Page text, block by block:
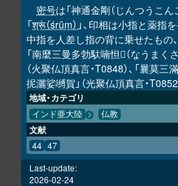
密号は「神通金剛（じんつうこんご
「श्रूं（śrūṃ） 」、印相は小指と薬指
中指を人差し指の背に乗せたもの、
「南麼三曼多勃馱喃怛 𭌇 （なうまく
（火聚仏頂真言・T0848）、「曩莫
抳灑娑嚩賀」（光聚仏頂真言・T0852
地域・カテゴリ
インド亜大陸 仏教
文献
44 47
Last-update:
2026-02-24